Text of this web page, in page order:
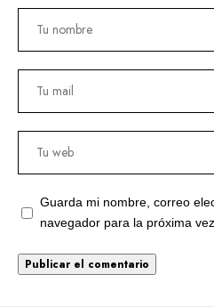
Guarda mi nombre, correo
navegador para la próxima